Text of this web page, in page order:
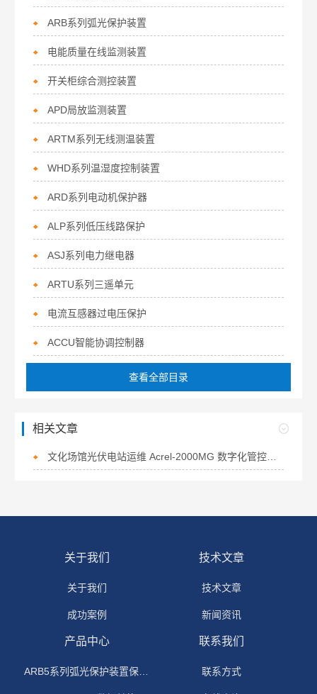
ARB系列弧光保护装置
电能质量在线监测装置
开关柜综合测控装置
APD局放监测装置
ARTM系列无线测温装置
WHD系列温湿度控制装置
ARD系列电动机保护器
ALP系列低压线路保护
ASJ系列电力继电器
ARTU系列三遥单元
电流互感器过电压保护
ACCU智能协调控制器
查看全部目录
相关文章
关于我们
关于我们
成功案例
技术文章
技术文章
新闻资讯
产品中心
ARB5系列弧光保护装置保护功能原理
联系我们
联系方式